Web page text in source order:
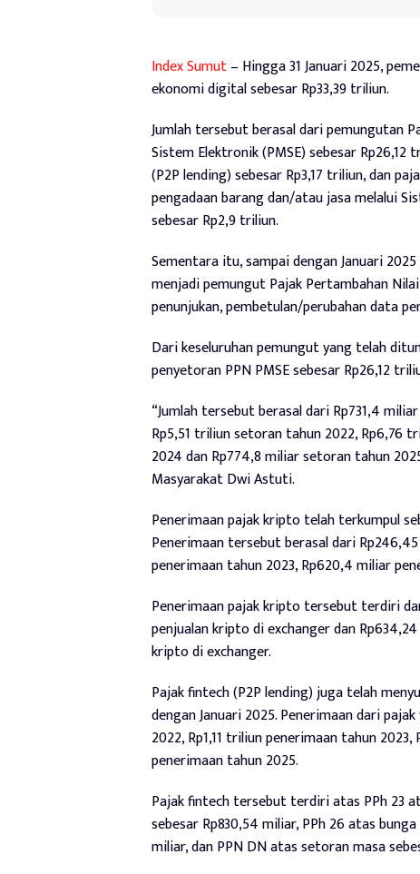
Index Sumut– Hingga 31 Januari 2025,
ekonomi digital sebesar Rp33,39 triliun.
Jumlah tersebut berasal dari pemungutan
Sistem Elektronik (PMSE) sebesar
(P2P lending) sebesar Rp3,17 triliun, dan
pengadaan barang dan/atau jasa melalui
sebesar Rp2,9 triliun.
Sementara itu, sampai dengan Januari
menjadi pemungut Pajak Pertambahan
penunjukan, pembetulan/perubahan data
Dari keseluruhan pemungut yang telah
penyetoran PPN PMSE sebesar Rp26,12
“Jumlah tersebut berasal dari Rp731,4
Rp5,51 triliun setoran tahun 2022, Rp6,76
2024 dan Rp774,8 miliar setoran tahun
Masyarakat Dwi Astuti.
Penerimaan pajak kripto telah terkumpul
Penerimaan tersebut berasal dari
penerimaan tahun 2023, Rp620,4 miliar
Penerimaan pajak kripto tersebut terdiri
penjualan kripto di exchanger dan
kripto di exchanger.
Pajak fintech (P2P lending) juga telah
dengan Januari 2025. Penerimaan dari
2022, Rp1,11 triliun penerimaan tahun
penerimaan tahun 2025.
Pajak fintech tersebut terdiri atas PPh 23
sebesar Rp830,54 miliar, PPh 26 atas
miliar, dan PPN DN atas setoran masa